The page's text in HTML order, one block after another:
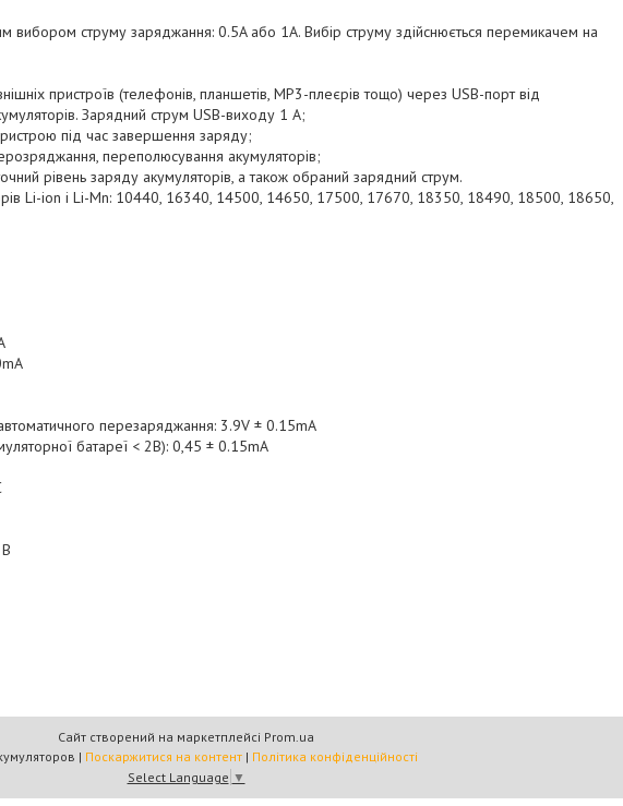
вибором струму заряджання: 0.5A або 1A. Вибір струму здійснюється перемикачем на
пристроїв (телефонів, планшетів, MP3-плеєрів тощо) через USB-порт від
Зарядний струм USB-виходу 1 А;
під час завершення заряду;
переполюсування акумуляторів;
рівень заряду акумуляторів, а також обраний зарядний струм.
Li-ion і Li-Mn: 10440, 16340, 14500, 14650, 17500, 17670, 18350, 18490, 18500, 18650,
перезаряджання: 3.9V ± 0.15mA
батареї < 2В): 0,45 ± 0.15mA
Сайт створений на маркетплейсі Prom.ua
Мир аккумуляторов | Поскаржитися на контент | Політика конфіденційності
Select Language ▼